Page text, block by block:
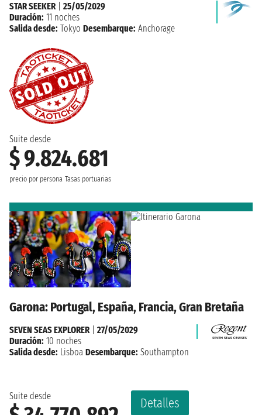
Suite desde
$ 9.824.681
precio por persona Tasas portuarias
STAR SEEKER| 25/05/2029
Duración: 11 noches
Salida desde: Tokyo Desembarque: Anchorage
Garona: Portugal, España, Francia, Gran Bretaña
Suite desde Detalles
SEVEN SEAS EXPLORER| 27/05/2029
Duración: 10 noches
Salida desde: Lisboa Desembarque: Southampton